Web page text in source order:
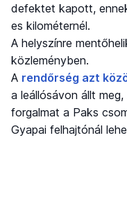
defektet kapott,
es kilométernél.
A helyszínre
közleményben.
A rendőrség azt
a leállósávon állt
forgalmat a Paks
Gyapai felhajtónál